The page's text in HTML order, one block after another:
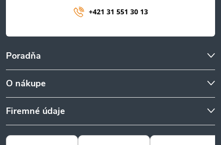
Poradňa
O nákupe
Firemné údaje
+421 31 551 30 13